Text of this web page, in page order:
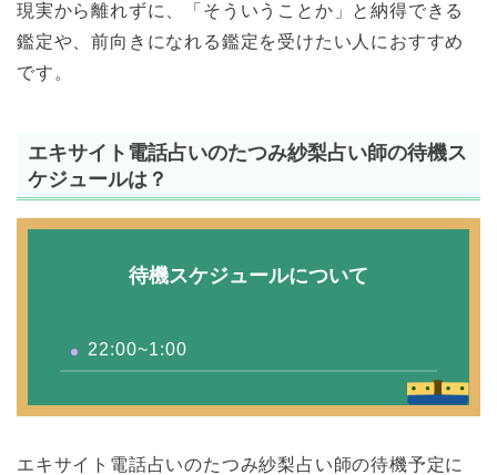
現実から離れずに、「そういうことか」と納得できる
鑑定や、前向きになれる鑑定を受けたい人におすすめ
です。
エキサイト電話占いのたつみ紗梨占い師の待機ス
ケジュールは？
待機スケジュールについて
22:00~1:00
エキサイト電話占いのたつみ紗梨占い師の待機予定に